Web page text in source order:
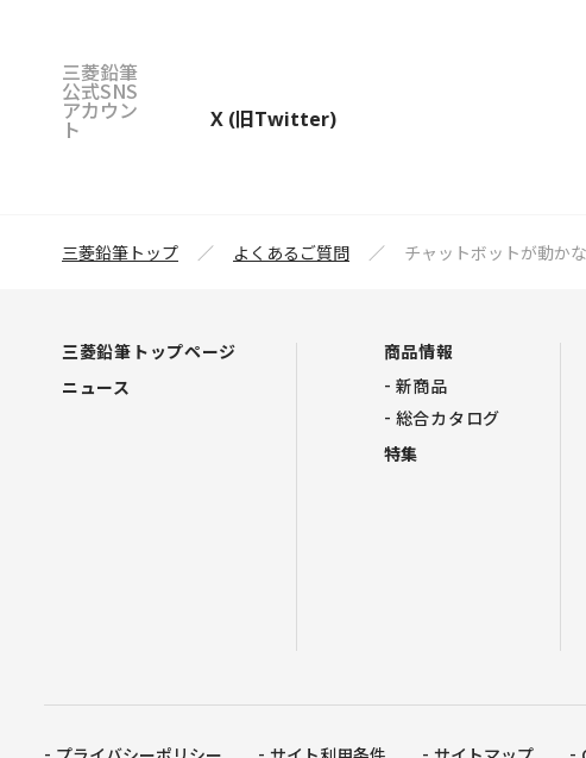
三菱鉛筆
公式SNS
アカウン
ト X (旧Twitter)
三菱鉛筆トップ よくあるご質問 チャットボットが動か
三菱鉛筆トップページ
ニュース
商品情報
新商品
総合カタログ
特集